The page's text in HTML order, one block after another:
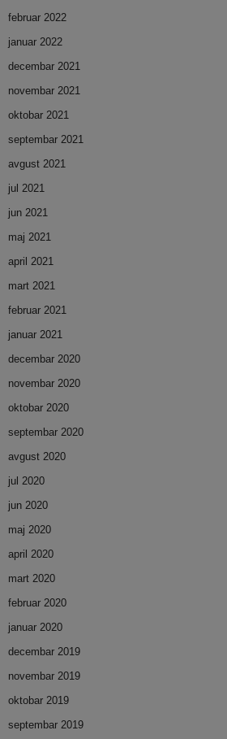
februar 2022
januar 2022
decembar 2021
novembar 2021
oktobar 2021
septembar 2021
avgust 2021
jul 2021
jun 2021
maj 2021
april 2021
mart 2021
februar 2021
januar 2021
decembar 2020
novembar 2020
oktobar 2020
septembar 2020
avgust 2020
jul 2020
jun 2020
maj 2020
april 2020
mart 2020
februar 2020
januar 2020
decembar 2019
novembar 2019
oktobar 2019
septembar 2019